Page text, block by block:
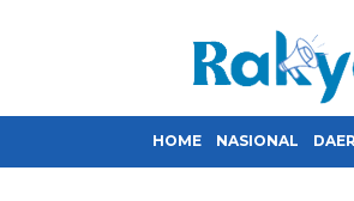
HOME NASIONAL